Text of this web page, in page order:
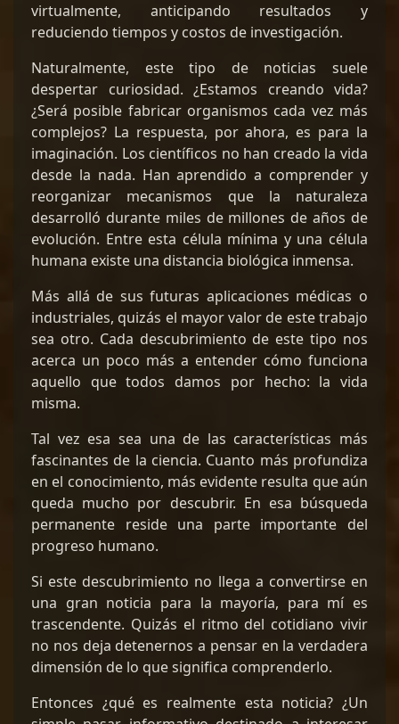
virtualmente, anticipando resultados y
reduciendo tiempos y costos de investigación.
Naturalmente, este tipo de noticias suele
despertar curiosidad. ¿Estamos creando vida?
¿Será posible fabricar organismos cada vez más
complejos? La respuesta, por ahora, es para la
imaginación. Los científicos no han creado la vida
desde la nada. Han aprendido a comprender y
reorganizar mecanismos que la naturaleza
desarrolló durante miles de millones de años de
evolución. Entre esta célula mínima y una célula
humana existe una distancia biológica inmensa.
Más allá de sus futuras aplicaciones médicas o
industriales, quizás el mayor valor de este trabajo
sea otro. Cada descubrimiento de este tipo nos
acerca un poco más a entender cómo funciona
aquello que todos damos por hecho: la vida
misma.
Tal vez esa sea una de las características más
fascinantes de la ciencia. Cuanto más profundiza
en el conocimiento, más evidente resulta que aún
queda mucho por descubrir. En esa búsqueda
permanente reside una parte importante del
progreso humano.
Si este descubrimiento no llega a convertirse en
una gran noticia para la mayoría, para mí es
trascendente. Quizás el ritmo del cotidiano vivir
no nos deja detenernos a pensar en la verdadera
dimensión de lo que significa comprenderlo.
Entonces ¿qué es realmente esta noticia? ¿Un